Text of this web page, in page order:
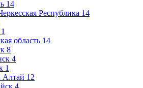
14
Республика 14
1
область 14
8
4
1
Алтай 12
4